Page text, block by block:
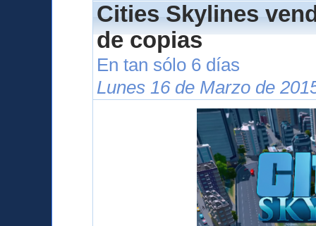
Cities Skylines
de copias
En tan sólo 6 días
Lunes 16 de Marzo de